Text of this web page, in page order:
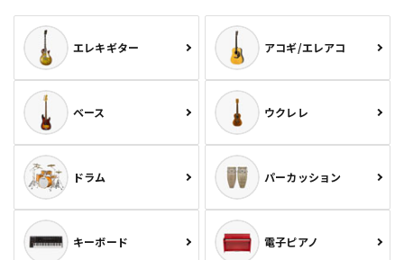
エレキギター アコギ/エレアコ
ベース ウクレレ
ドラム パーカッション
キーボード 電子ピアノ